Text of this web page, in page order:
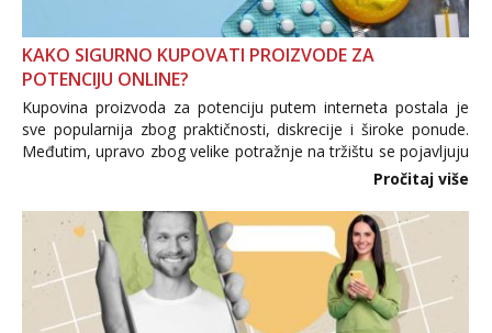
KAKO SIGURNO KUPOVATI PROIZVODE ZA
POTENCIJU ONLINE?
Kupovina proizvoda za potenciju putem interneta postala je
sve popularnija zbog praktičnosti, diskrecije i široke ponude.
Međutim, upravo zbog velike potražnje na tržištu se pojavljuju
i brojni krivotvoreni proizvodi, nepouzdane internetske
Pročitaj više